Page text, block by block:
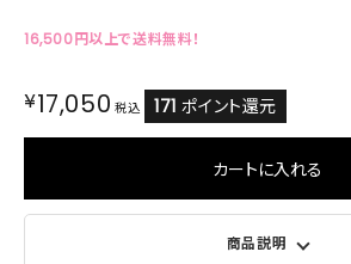
16,500円以上で送料無料！
¥17,050 税込 171 ポイント還元
カートに入れる
商品説明